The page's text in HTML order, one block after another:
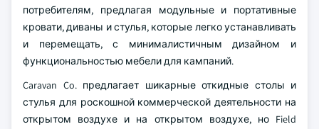
потребителям, предлагая модульные и портативные
кровати, диваны и стулья, которые легко устанавливать
и перемещать, с минималистичным дизайном и
функциональностью мебели для кампаний.
Caravan Co. предлагает шикарные откидные столы и
стулья для роскошной коммерческой деятельности на
открытом воздухе и на открытом воздухе, но Field